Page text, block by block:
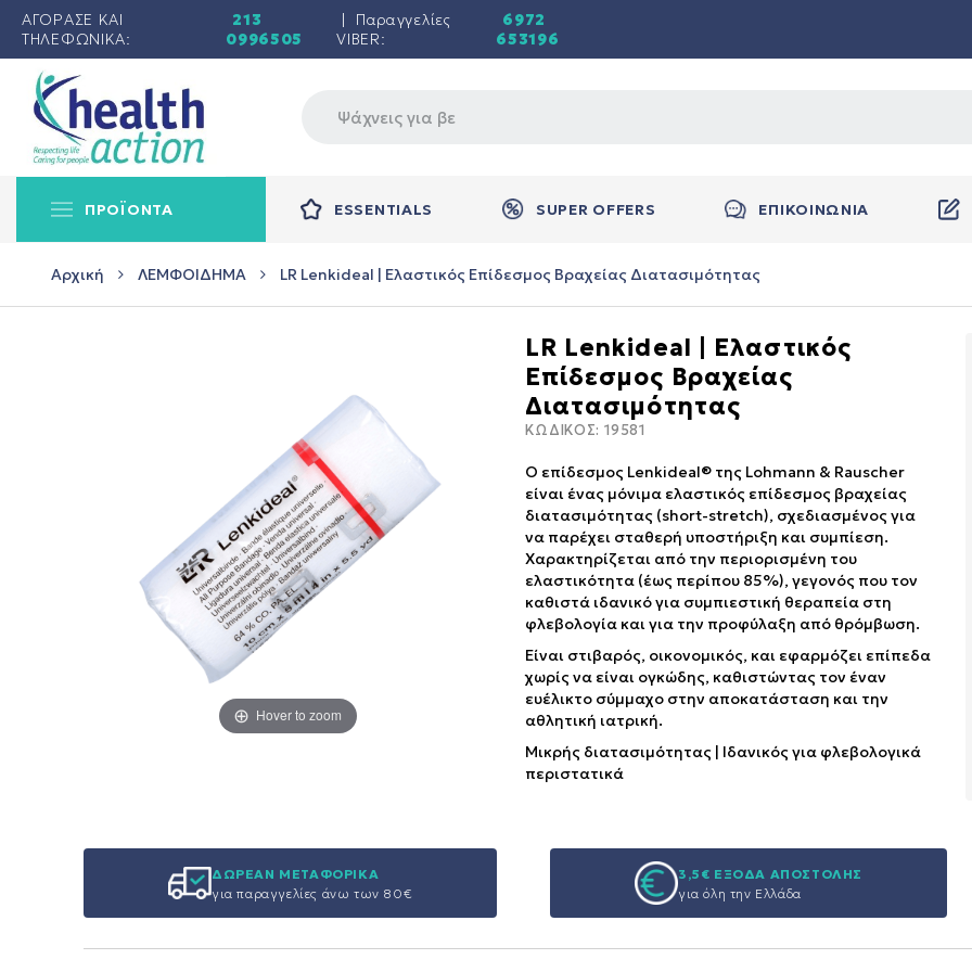
ΑΓΟΡΑΣΕ ΚΑΙ
ΤΗΛΕΦΩΝΙΚΑ:
213
0996505
| Παραγγελίες
VIBER:
6972
653196
ΠΡΟΪΟΝΤΑ ESSENTIALS SUPER OFFERS ΕΠΙΚΟΙΝΩΝΙΑ
Αρχική ΛΕΜΦΟΙΔΗΜΑ LR Lenkideal | Ελαστικός Επίδεσμος Βραχείας Διατασιμότητας
Hover to zoom
LR Lenkideal | Ελαστικός
Επίδεσμος Βραχείας
Διατασιμότητας
ΚΩΔΙΚΟΣ: 19581
Ο επίδεσμος Lenkideal® της Lohmann & Rauscher
είναι ένας μόνιμα ελαστικός επίδεσμος βραχείας
διατασιμότητας (short-stretch), σχεδιασμένος για
να παρέχει σταθερή υποστήριξη και συμπίεση.
Χαρακτηρίζεται από την περιορισμένη του
ελαστικότητα (έως περίπου 85%), γεγονός που τον
καθιστά ιδανικό για συμπιεστική θεραπεία στη
φλεβολογία και για την προφύλαξη από θρόμβωση.
Είναι στιβαρός, οικονομικός, και εφαρμόζει επίπεδα
χωρίς να είναι ογκώδης, καθιστώντας τον έναν
ευέλικτο σύμμαχο στην αποκατάσταση και την
αθλητική ιατρική.
Μικρής διατασιμότητας | Ιδανικός για φλεβολογικά
περιστατικά
ΔΩΡΕΑΝ ΜΕΤΑΦΟΡΙΚΑ
για παραγγελίες άνω των 80€
3,5€ ΕΞΟΔΑ ΑΠΟΣΤΟΛΗΣ
για όλη την Ελλάδα